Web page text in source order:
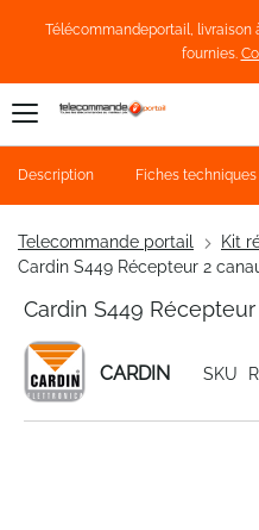
Télécommandeportail, livraison
fournies.
Telecommande portail
Kit
Cardin S449 Récepteur 2
Cardin S449
CARDIN SKU
Description Fiches techniques